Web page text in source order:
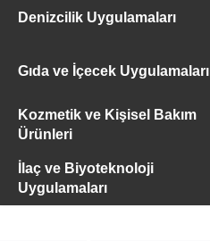
Denizcilik Uygulamaları
Gıda ve İçecek Uygulamaları
Kozmetik ve Kişisel Bakım
Ürünleri
İlaç ve Biyoteknoloji
Uygulamaları